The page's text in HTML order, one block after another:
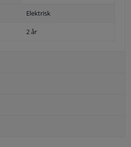
Elektrisk
2 år